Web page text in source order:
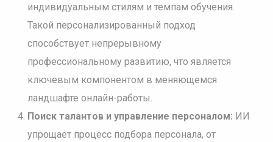
индивидуальным стилям и темпам обучения.
Такой персонализированный подход
способствует непрерывному
профессиональному развитию, что является
ключевым компонентом в меняющемся
ландшафте онлайн-работы.
Поиск талантов и управление персоналом: ИИ
упрощает процесс подбора персонала, от